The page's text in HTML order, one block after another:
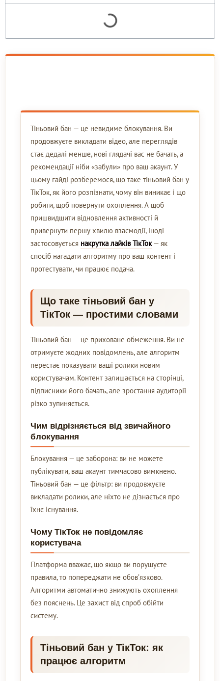
Тіньовий бан — це невидиме блокування. Ви
продовжуєте викладати відео, але переглядів
стає дедалі менше, нові глядачі вас не бачать, а
рекомендації ніби «забули» про ваш акаунт. У
цьому гайді розберемося, що таке тіньовий бан у
ТікТок, як його розпізнати, чому він виникає і що
робити, щоб повернути охоплення. А щоб
пришвидшити відновлення активності й
привернути першу хвилю взаємодії, іноді
застосовується накрутка лайків ТікТок— як
спосіб нагадати алгоритму про ваш контент і
протестувати, чи працює подача.
Що таке тіньовий бан у
ТікТок — простими словами
Тіньовий бан — це приховане обмеження. Ви не
отримуєте жодних повідомлень, але алгоритм
перестає показувати ваші ролики новим
користувачам. Контент залишається на сторінці,
підписники його бачать, але зростання аудиторії
різко зупиняється.
Чим відрізняється від звичайного
блокування
Блокування — це заборона: ви не можете
публікувати, ваш акаунт тимчасово вимкнено.
Тіньовий бан — це фільтр: ви продовжуєте
викладати ролики, але ніхто не дізнається про
їхнє існування.
Чому ТікТок не повідомляє
користувача
Платформа вважає, що якщо ви порушуєте
правила, то попереджати не обов’язково.
Алгоритми автоматично знижують охоплення
без пояснень. Це захист від спроб обійти
систему.
Тіньовий бан у ТікТок: як
працює алгоритм